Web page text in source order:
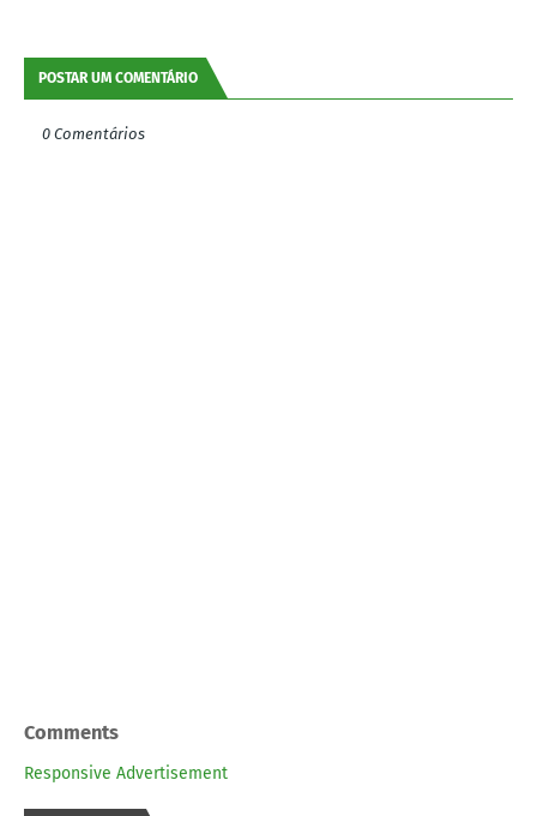
POSTAR UM COMENTÁRIO
0 Comentários
Comments
Responsive Advertisement